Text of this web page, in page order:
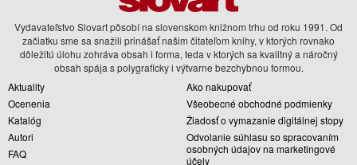
Vydavateľstvo Slovart pôsobí na slovenskom knižnom trhu od roku 1991. Od
začiatku sme sa snažili prinášať našim čitateľom knihy, v ktorých rovnako
dôležitú úlohu zohráva obsah i forma, teda v ktorých sa kvalitný a náročný
obsah spája s polygraficky i výtvarne bezchybnou formou.
Aktuality
Ocenenia
Katalóg
Autori
FAQ
Ako nakupovať
Všeobecné obchodné podmienky
Žiadosť o vymazanie digitálnej stopy
Odvolanie súhlasu so spracovaním
osobných údajov na marketingové
účely